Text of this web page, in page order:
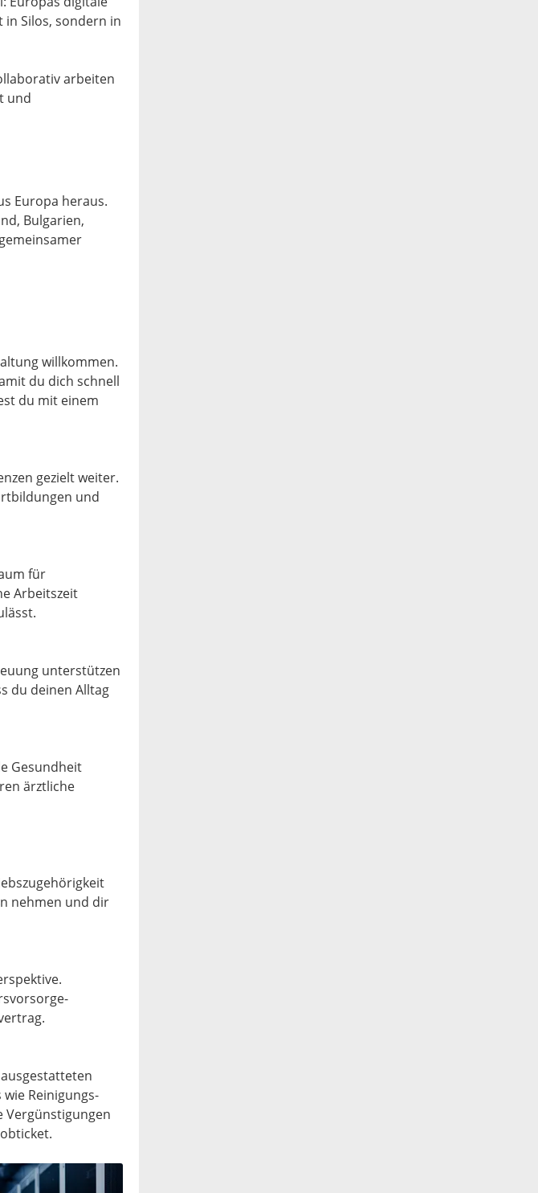
in Silos, sondern in
arbeiten
und
Europa heraus.
Bulgarien,
willkommen.
du dich schnell
du mit einem
gezielt weiter.
und
für
Arbeitszeit
unterstützen
du deinen Alltag
Gesundheit
ärztliche
nehmen und dir
Reinigungs-
Vergünstigungen